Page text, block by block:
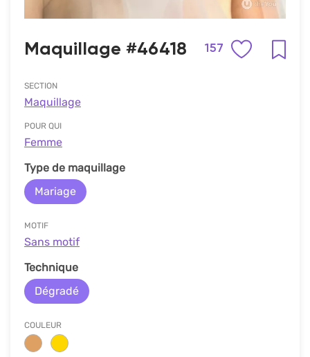
Maquillage #46418 157
SECTION
Maquillage
POUR QUI
Femme
Type de maquillage
Mariage
MOTIF
Sans motif
Technique
Dégradé
COULEUR